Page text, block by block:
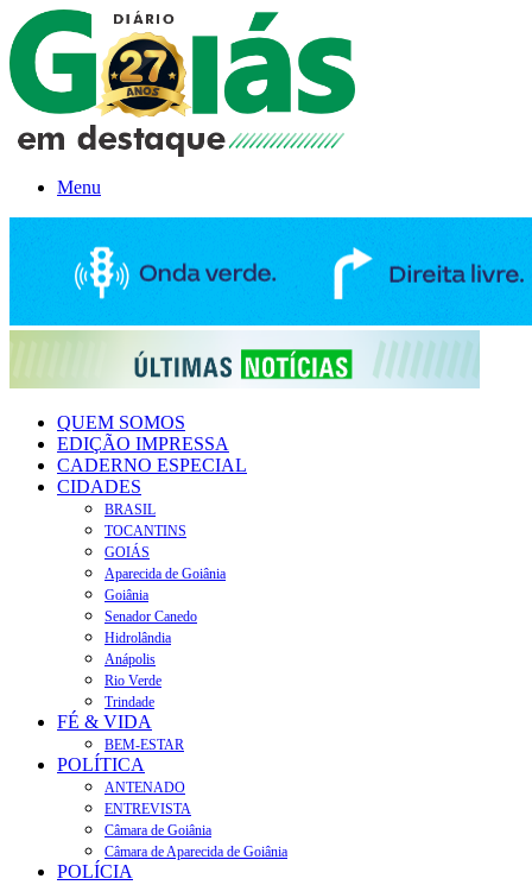
Menu
QUEM SOMOS
EDIÇÃO IMPRESSA
CADERNO ESPECIAL
CIDADES
BRASIL
TOCANTINS
GOIÁS
Aparecida de Goiânia
Goiânia
Senador Canedo
Hidrolândia
Anápolis
Rio Verde
Trindade
FÉ & VIDA
BEM-ESTAR
POLÍTICA
ANTENADO
ENTREVISTA
Câmara de Goiânia
Câmara de Aparecida de Goiânia
POLÍCIA